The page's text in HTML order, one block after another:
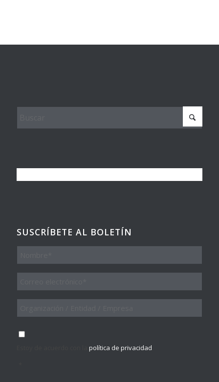
SUSCRÍBETE AL BOLETÍN
Nombre
Entidad
Empresa
Consentimiento
política de privacidad